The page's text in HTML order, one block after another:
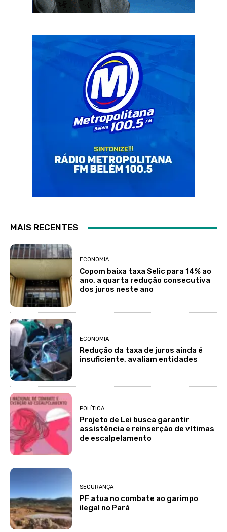
MAIS RECENTES
ECONOMIA
Copom baixa taxa Selic para 14% ao
ano, a quarta redução consecutiva
dos juros neste ano
ECONOMIA
Redução da taxa de juros ainda é
insuficiente, avaliam entidades
POLÍTICA
Projeto de Lei busca garantir
assistência e reinserção de vítimas
de escalpelamento
SEGURANÇA
PF atua no combate ao garimpo
ilegal no Pará